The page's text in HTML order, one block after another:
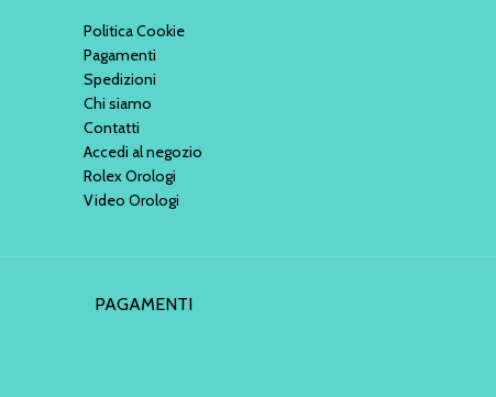
Politica Cookie
Pagamenti
Spedizioni
Chi siamo
Contatti
Accedi al negozio
Rolex Orologi
Video Orologi
PAGAMENTI